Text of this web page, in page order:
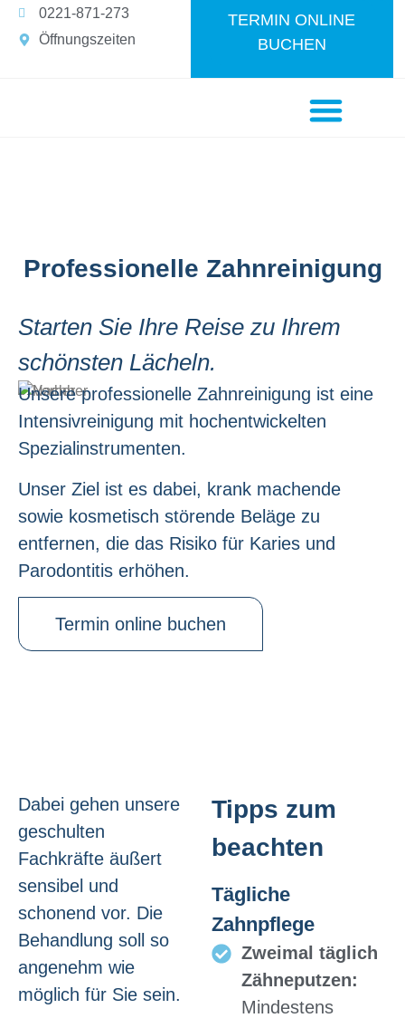
0221-871-273
Öffnungszeiten
TERMIN ONLINE
BUCHEN
Professionelle Zahnreinigung
Starten Sie Ihre Reise zu Ihrem
schönsten Lächeln.
Unsere professionelle Zahnreinigung ist eine
Intensivreinigung mit hochentwickelten
Spezialinstrumenten.
Unser Ziel ist es dabei, krank machende
sowie kosmetisch störende Beläge zu
entfernen, die das Risiko für Karies und
Parodontitis erhöhen.
Termin online buchen
Dabei gehen unsere
geschulten
Fachkräfte äußert
sensibel und
schonend vor. Die
Behandlung soll so
angenehm wie
möglich für Sie sein.
Tipps zum
beachten
Tägliche
Zahnpflege
Zweimal täglich
Zähneputzen:
Mindestens